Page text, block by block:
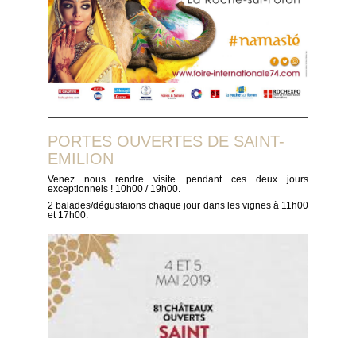
PORTES OUVERTES DE SAINT-
EMILION
Venez nous rendre visite pendant ces deux jours
exceptionnels ! 10h00 / 19h00.
2 balades/dégustaions chaque jour dans les vignes à 11h00
et 17h00.